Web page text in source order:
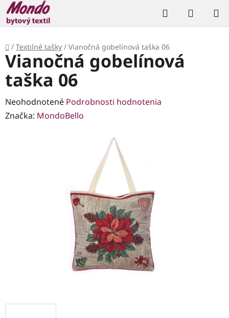
Prejsť
na
obsah
Hľadať
KOŠÍK
Domov
/ Textilné tašky / Vianočná gobelínová taška 06
Vianočná gobelínová
taška 06
Priemerné
hodnotenie
Neohodnotené Podrobnosti hodnotenia
Značka: MondoBello